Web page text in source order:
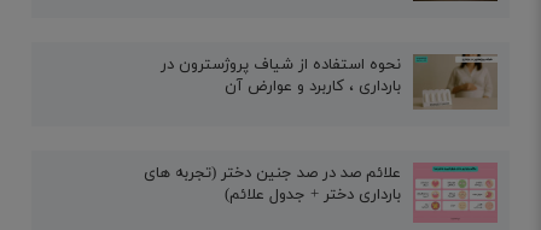
نحوه استفاده از شیاف پروژسترون در
بارداری ، کاربرد و عوارض آن
علائم صد در صد جنین دختر (تجربه های
بارداری دختر + جدول علائم)